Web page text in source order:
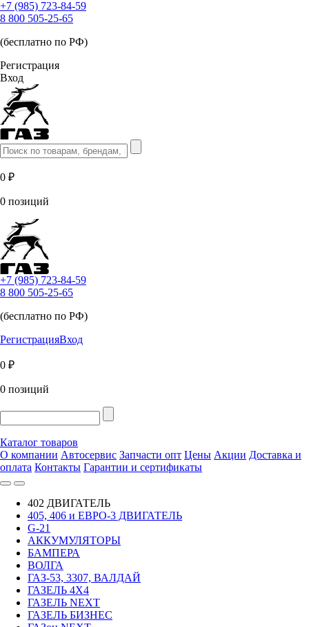
+7 (985) 723-84-59
8 800 505-25-65
(бесплатно по РФ)
Регистрация
Вход
0 ₽
0 позиций
+7 (985) 723-84-59
8 800 505-25-65
(бесплатно по РФ)
РегистрацияВход
0 ₽
0 позиций
Каталог товаров
О компании Автосервис Запчасти опт Цены Акции Доставка и
оплата Контакты Гарантии и сертификаты
402 ДВИГАТЕЛЬ
405, 406 и ЕВРО-3 ДВИГАТЕЛЬ
G-21
АККУМУЛЯТОРЫ
БАМПЕРА
ВОЛГА
ГАЗ-53, 3307, ВАЛДАЙ
ГАЗЕЛЬ 4Х4
ГАЗЕЛЬ NEXT
ГАЗЕЛЬ БИЗНЕС